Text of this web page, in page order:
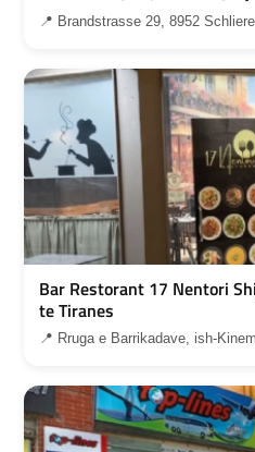
📍 Brandstrasse 29, 8952
Bar Restorant 17 Nentori
te Tiranes
📍 Rruga e Barrikadave, ish-